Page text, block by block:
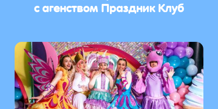
с агенством Праздник Клуб